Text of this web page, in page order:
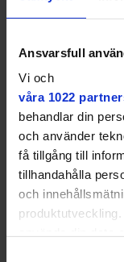
Ansvarsfull
Vi och
våra 1022
behandlar din
och använder
få tillgång till
tillhandahålla
och
Och kom in.
hur bra som
först att jag
så var det inte
Skolas till
Kungliga